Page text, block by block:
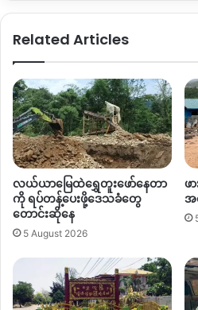
လုပ်သွားတယ်” ဟု ရှေ့တန်းသတင်းရင်
လက်ရှိတွင် အဆိုပါ အင်အား၁၅၀ခ
စစ်ကြောင်းသည်
ထွက်သွားသည်ဟုသိရသည်။
သတ်
Related Articles
လယ်ယာမြေထဲရွှေတူးဖော်နေတာ
ကို ရပ်တန့်ပေးဖို့ဒေသခံတွေ
တောင်းဆိုနေ
5 August 2026
ဖ
အ